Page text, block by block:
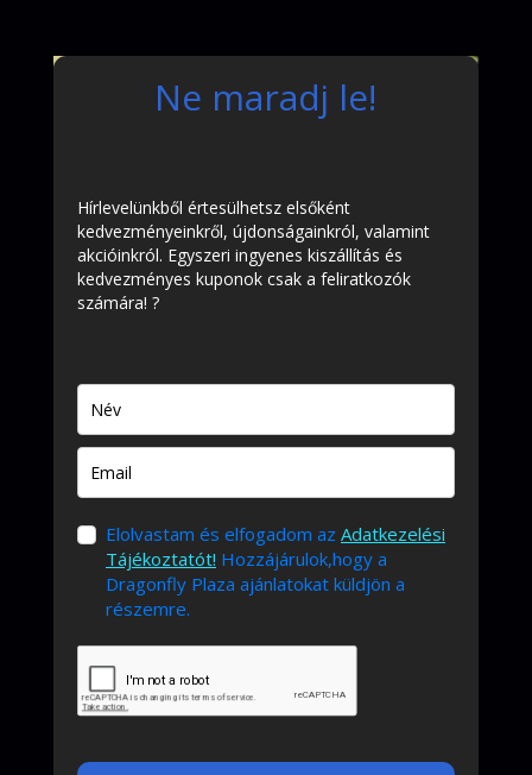
Ne maradj le!
Hírlevelünkből értesülhetsz elsőként
kedvezményeinkről, újdonságainkról, valamint
akcióinkról. Egyszeri ingyenes kiszállítás és
kedvezményes kuponok csak a feliratkozók
számára! ?
Elolvastam és elfogadom az Adatkezelési
Tájékoztatót! Hozzájárulok,hogy a
Dragonfly Plaza ajánlatokat küldjön a
részemre.